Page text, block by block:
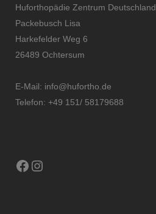
Huforthopädie Zentrum Deutschland
Packebusch Lisa
Harkefelder Weg 6
26489 Ochtersum
E-Mail: info@hufortho.de
Telefon: +49 151/ 58179688
Facebook
Instagram